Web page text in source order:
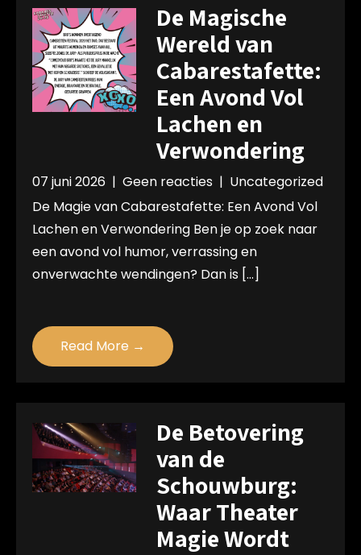
De Magische
Wereld van
Cabarestafette:
Een Avond Vol
Lachen en
Verwondering
07 juni 2026 | Geen reacties | Uncategorized
De Magie van Cabarestafette: Een Avond Vol
Lachen en Verwondering Ben je op zoek naar
een avond vol humor, verrassing en
onverwachte wendingen? Dan is […]
Read More →
De Betovering
van de
Schouwburg:
Waar Theater
Magie Wordt